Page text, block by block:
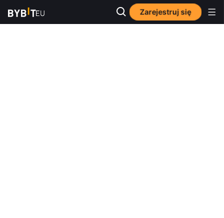
Zarejestruj się